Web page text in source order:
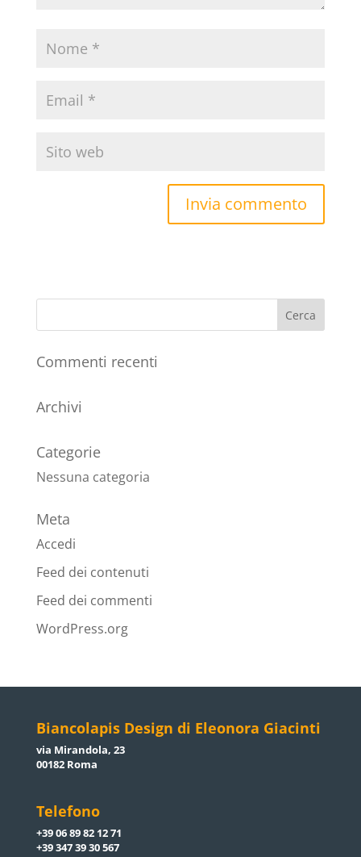
Commenti recenti
Archivi
Categorie
Nessuna categoria
Meta
Accedi
Feed dei contenuti
Feed dei commenti
WordPress.org
Biancolapis Design di Eleonora Giacinti
via Mirandola, 23
00182 Roma
Telefono
+39 06 89 82 12 71
+39 347 39 30 567